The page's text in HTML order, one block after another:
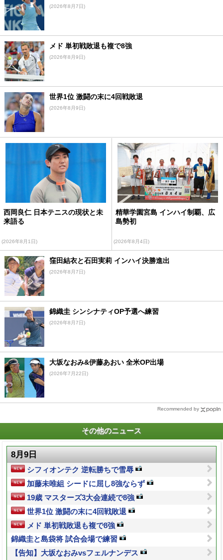
(2026年8月7日)
メド 単初戦敗退も複で8強
(2026年8月9日)
世界1位 激闘の末に4回戦敗退
(2026年8月9日)
西岡良仁 日本テニスの現状と未
来語る
(2026年8月1日)
精華学園宮島 インハイ制覇、広
島勢初
(2026年8月4日)
窪田結衣と石田実莉 インハイ決勝進出
(2026年8月7日)
錦織圭 シンシナティOP予選へ練習
(2026年8月7日)
大坂なおみ&伊藤あおい 全米OP出場
(2026年7月22日)
Recommended by
その他のニュース
8月9日
シフィオンテク 逆転勝ちで雪辱
加藤未唯組 シードに屈し8強ならず
19歳 マスターズ3大会連続で8強
世界1位 激闘の末に4回戦敗退
メド 単初戦敗退も複で8強
錦織圭と島袋将 試合会場で練習
【告知】大坂なおみvsフェルナンデス